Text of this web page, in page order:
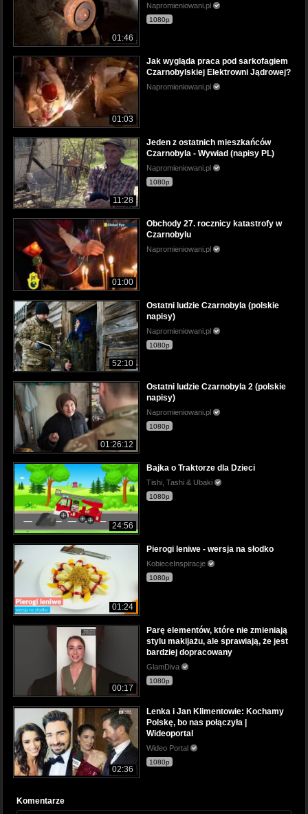
01:46
Napromieniowani.pl
1080p
01:03
Jak wygląda praca pod sarkofagiem
Czarnobylskiej Elektrowni Jądrowej?
Napromieniowani.pl
11:28
Jeden z ostatnich mieszkańców
Czarnobyla - Wywiad (napisy PL)
Napromieniowani.pl
1080p
01:00
Obchody 27. rocznicy katastrofy w
Czarnobylu
Napromieniowani.pl
52:10
Ostatni ludzie Czarnobyla (polskie
napisy)
Napromieniowani.pl
1080p
01:26:12
Ostatni ludzie Czarnobyla 2 (polskie
napisy)
Napromieniowani.pl
1080p
24:56
Bajka o Traktorze dla Dzieci
Tishi, Tashi & Ubaki
1080p
01:24
Pierogi leniwe - wersja na słodko
KobieceInspiracje
1080p
00:17
Parę elementów, które nie zmieniają
stylu makijażu, ale sprawiają, że jest
bardziej dopracowany
GlamDiva
1080p
02:36
Lenka i Jan Klimentowie: Kochamy
Polskę, bo nas połączyła |
Wideoportal
Wideo Portal
1080p
Komentarze